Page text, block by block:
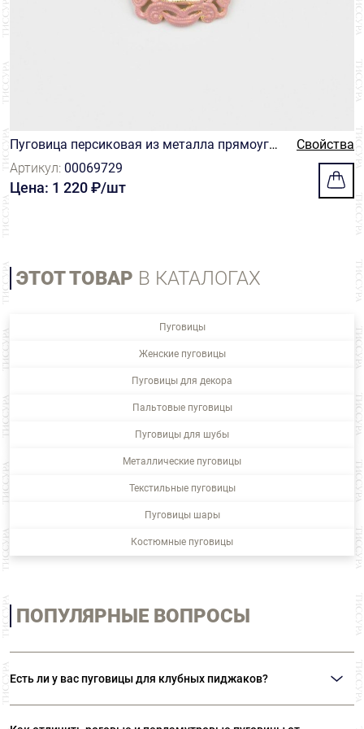
Пуговица персиковая из металла прямоугол
ьной формы на ножке, украшенная рельефн
ой мухой
Свойства
Артикул: 00069729
Цена: 1 220 ₽/шт
ЭТОТ ТОВАР В КАТАЛОГАХ
Пуговицы
Женские пуговицы
Пуговицы для декора
Пальтовые пуговицы
Пуговицы для шубы
Металлические пуговицы
Текстильные пуговицы
Пуговицы шары
Костюмные пуговицы
ПОПУЛЯРНЫЕ ВОПРОСЫ
Есть ли у вас пуговицы для клубных пиджаков?
изображением гербов и различной символикой. Также вы можете